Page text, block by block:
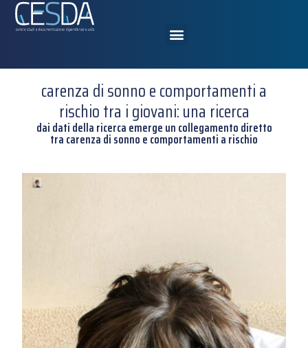
carenza di sonno e comportamenti a
rischio tra i giovani: una ricerca
dai dati della ricerca emerge un collegamento diretto
tra carenza di sonno e comportamenti a rischio